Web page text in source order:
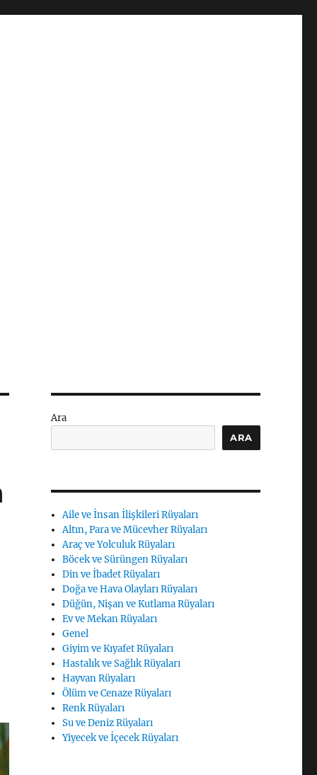
Ara
ARA
Aile ve İnsan İlişkileri Rüyaları
Altın, Para ve Mücevher Rüyaları
Araç ve Yolculuk Rüyaları
Böcek ve Sürüngen Rüyaları
Din ve İbadet Rüyaları
Doğa ve Hava Olayları Rüyaları
Düğün, Nişan ve Kutlama Rüyaları
Ev ve Mekan Rüyaları
Genel
Giyim ve Kıyafet Rüyaları
Hastalık ve Sağlık Rüyaları
Hayvan Rüyaları
Ölüm ve Cenaze Rüyaları
Renk Rüyaları
Su ve Deniz Rüyaları
Yiyecek ve İçecek Rüyaları